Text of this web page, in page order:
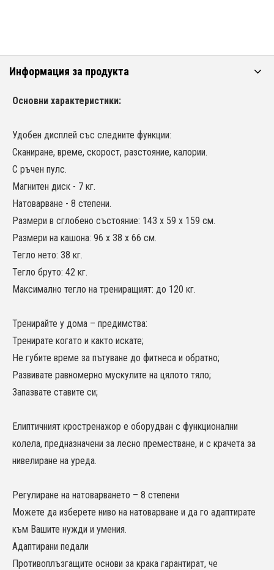
Информация за продукта
Основни характеристики:
Удобен дисплей със следните функции:
Сканиране, време, скорост, разстояние, калории.
С ръчен пулс.
Магнитен диск - 7 кг.
Натоварване - 8 степени.
Размери в сглобено състояние: 143 х 59 х 159 см.
Размери на кашона: 96 х 38 х 66 см.
Тегло нето: 38 кг.
Тегло бруто: 42 кг.
Максимално тегло на трениращият: до 120 кг.
Тренирайте у дома – предимства:
Тренирате когато и както искате;
Не губите време за пътуване до фитнеса и обратно;
Развивате равномерно мускулите на цялото тяло;
Запазвате ставите си;
Елиптичният кростренажор е оборудван с функционални
колела, предназначени за лесно преместване, и с крачета за
нивелиране на уреда.
Регулиране на натоварването – 8 степени
Можете да изберете ниво на натоварване и да го адаптирате
към Вашите нужди и умения.
Адаптирани педали
Противоплъзгащите основи за крака гарантират, че